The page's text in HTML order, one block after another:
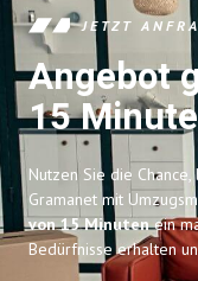
JETZT
Angebot
15
Nutzen Sie die
Gramanet mit
von 15 Minutenein
Bedürfnisse erhalten